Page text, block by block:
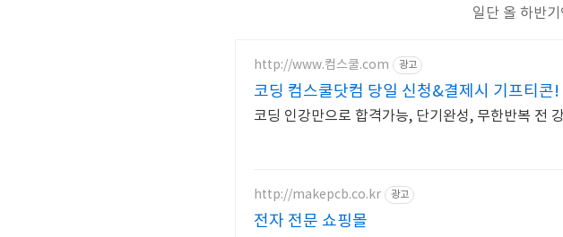
일단 올 하반
http://www.컴스쿨.com 광고
코딩 컴스쿨닷컴 당일 신청&결제시 기프티콘!
코딩 인강만으로 합격가능, 단기완성, 무한반복 전
http://makepcb.co.kr 광고
전자 전문 쇼핑몰